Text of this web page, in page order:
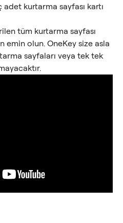
kurtarma sayfası kartı
tüm kurtarma sayfası
emin olun. OneKey size asla
sayfaları veya tek tek